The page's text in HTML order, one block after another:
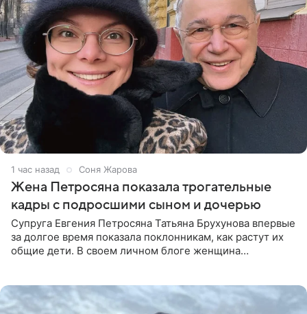
1 час назад Соня Жарова
Жена Петросяна показала трогательные
кадры с подросшими сыном и дочерью
Супруга Евгения Петросяна Татьяна Брухунова впервые
за долгое время показала поклонникам, как растут их
общие дети. В своем личном блоге женщина